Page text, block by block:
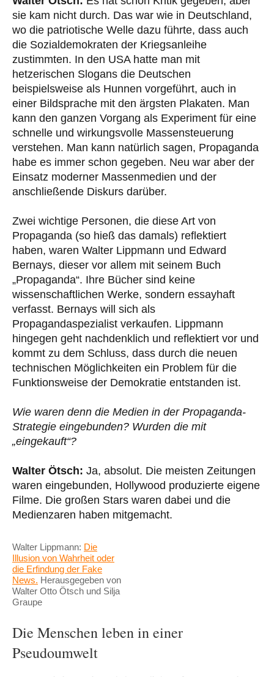
sie kam nicht durch. Das war wie in Deutschland,
wo die patriotische Welle dazu führte, dass auch
die Sozialdemokraten der Kriegsanleihe
zustimmten. In den USA hatte man mit
hetzerischen Slogans die Deutschen
beispielsweise als Hunnen vorgeführt, auch in
einer Bildsprache mit den ärgsten Plakaten. Man
kann den ganzen Vorgang als Experiment für eine
schnelle und wirkungsvolle Massensteuerung
verstehen. Man kann natürlich sagen, Propaganda
habe es immer schon gegeben. Neu war aber der
Einsatz moderner Massenmedien und der
anschließende Diskurs darüber.
Zwei wichtige Personen, die diese Art von
Propaganda (so hieß das damals) reflektiert
haben, waren Walter Lippmann und Edward
Bernays, dieser vor allem mit seinem Buch
„Propaganda“. Ihre Bücher sind keine
wissenschaftlichen Werke, sondern essayhaft
verfasst. Bernays will sich als
Propagandaspezialist verkaufen. Lippmann
hingegen geht nachdenklich und reflektiert vor und
kommt zu dem Schluss, dass durch die neuen
technischen Möglichkeiten ein Problem für die
Funktionsweise der Demokratie entstanden ist.
Wie waren denn die Medien in der Propaganda-
Strategie eingebunden? Wurden die mit
„eingekauft“?
Walter Ötsch: Ja, absolut. Die meisten Zeitungen
waren eingebunden, Hollywood produzierte eigene
Filme. Die großen Stars waren dabei und die
Medienzaren haben mitgemacht.
Walter Lippmann: Die
Illusion von Wahrheit oder
die Erfindung der Fake
News. Herausgegeben von
Walter Otto Ötsch und Silja
Graupe
Die Menschen leben in einer
Pseudoumwelt